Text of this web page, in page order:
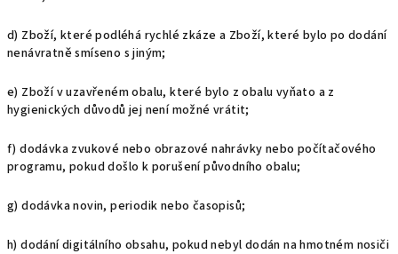
d) Zboží, které podléhá rychlé zkáze a Zboží, které bylo po dodání
nenávratně smíseno s jiným;
e) Zboží v uzavřeném obalu, které bylo z obalu vyňato a z
hygienických důvodů jej není možné vrátit;
f) dodávka zvukové nebo obrazové nahrávky nebo počítačového
programu, pokud došlo k porušení původního obalu;
g) dodávka novin, periodik nebo časopisů;
h) dodání digitálního obsahu, pokud nebyl dodán na hmotném nosiči